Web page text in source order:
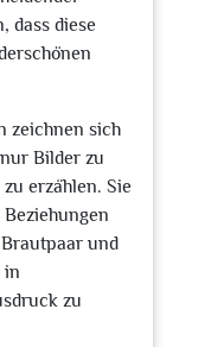
dass diese
zeichnen sich
Bilder zu
erzählen. Sie
und
in
zu